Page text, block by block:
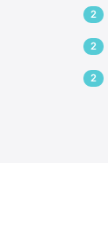
2
2
2